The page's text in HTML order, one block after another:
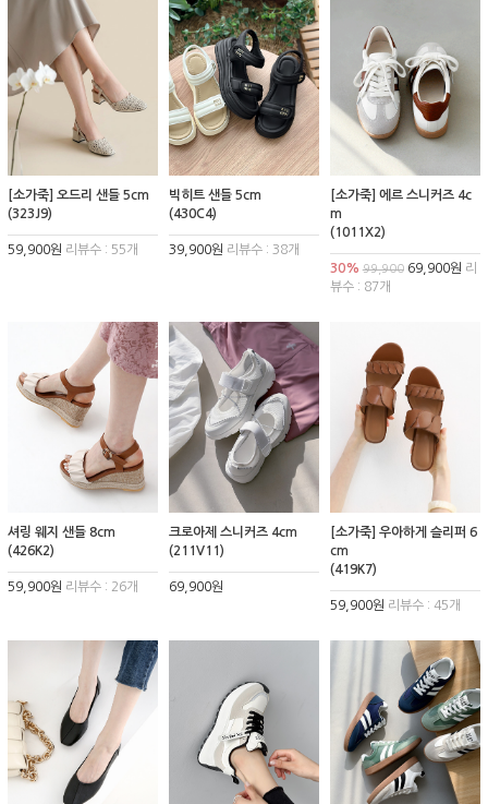
[소가죽] 오드리 샌들 5cm
(323J9)
59,900원 리뷰수 : 55개
빅히트 샌들 5cm
(430C4)
39,900원 리뷰수 : 38개
[소가죽] 에르 스니커즈 4c
m
(1011X2)
30% 99,90069,900원 리
뷰수 : 87개
셔링 웨지 샌들 8cm
(426K2)
59,900원 리뷰수 : 26개
크로아제 스니커즈 4cm
(211V11)
69,900원
[소가죽] 우아하게 슬리퍼 6
cm
(419K7)
59,900원 리뷰수 : 45개